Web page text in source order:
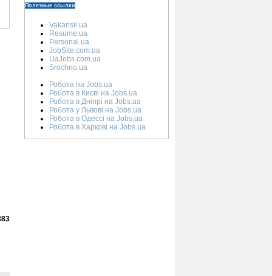
Полезные ссылки
Vakansii.ua
Resume.ua
Personal.ua
JobSite.com.ua
UaJobs.com.ua
Srochno.ua
Робота на Jobs.ua
Робота в Києві на Jobs.ua
Робота в Дніпрі на Jobs.ua
Робота у Львові на Jobs.ua
Робота в Одессі на Jobs.ua
Робота в Харкові на Jobs.ua